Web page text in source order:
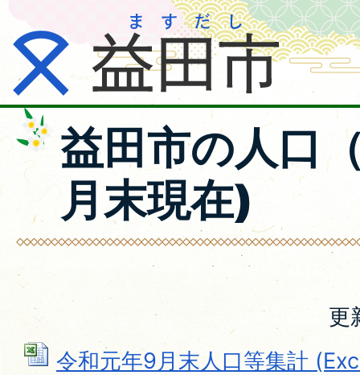
益田市の人口
月末現在)
更
令和元年9月末人口等集計